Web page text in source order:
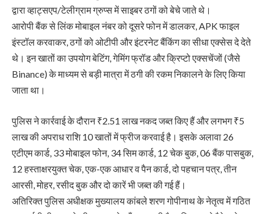
द्वारा व्हाट्सएप/टेलीग्राम ग्रुप्स में साइबर ठगों को बेचे जाते थे।
आरोपी बैंक से लिंक मोबाइल नंबर को दूसरे फोन में डालकर, APK फाइल
इंस्टॉल करवाकर, ठगों को ओटीपी और इंटरनेट बैंकिंग का सीधा एक्सेस दे देते
थे। इन खातों का उपयोग बेटिंग, गेमिंग फ्रॉड और क्रिप्टो एक्सचेंजों (जैसे
Binance) के माध्यम से बड़ी मात्रा में ठगी की रकम निकालने के लिए किया
जाता था।
पुलिस ने कार्रवाई के दौरान ₹2.51 लाख नकद जब्त किए हैं और लगभग ₹5
लाख की अपराध राशि 10 खातों में फ्रीज करवाई है। इसके अलावा 26
एटीएम कार्ड, 33 मोबाइल फोन, 34 सिम कार्ड, 12 चेक बुक, 06 बैंक पासबुक,
12 हस्ताक्षरयुक्त चेक, एक-एक आधार व पैन कार्ड, दो पहचान पत्र, तीन
आरसी, मोहर, रसीद बुक और दो कारें भी जब्त की गई हैं।
अतिरिक्त पुलिस अधीक्षक मुख्यालय कांबले शरण गोपीनाथ के नेतृत्व में गठित